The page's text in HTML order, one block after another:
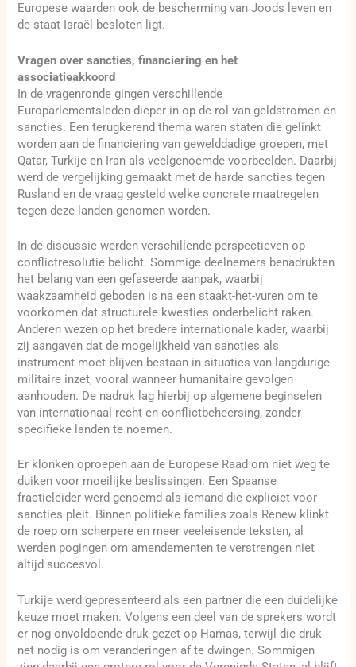
Europese waarden ook de bescherming van Joods leven en
de staat Israël besloten ligt.
Vragen over sancties, financiering en het
associatieakkoord
In de vragenronde gingen verschillende
Europarlementsleden dieper in op de rol van geldstromen en
sancties. Een terugkerend thema waren staten die gelinkt
worden aan de financiering van gewelddadige groepen, met
Qatar, Turkije en Iran als veelgenoemde voorbeelden. Daarbij
werd de vergelijking gemaakt met de harde sancties tegen
Rusland en de vraag gesteld welke concrete maatregelen
tegen deze landen genomen worden.
In de discussie werden verschillende perspectieven op
conflictresolutie belicht. Sommige deelnemers benadrukten
het belang van een gefaseerde aanpak, waarbij
waakzaamheid geboden is na een staakt-het-vuren om te
voorkomen dat structurele kwesties onderbelicht raken.
Anderen wezen op het bredere internationale kader, waarbij
zij aangaven dat de mogelijkheid van sancties als
instrument moet blijven bestaan in situaties van langdurige
militaire inzet, vooral wanneer humanitaire gevolgen
aanhouden. De nadruk lag hierbij op algemene beginselen
van internationaal recht en conflictbeheersing, zonder
specifieke landen te noemen.
Er klonken oproepen aan de Europese Raad om niet weg te
duiken voor moeilijke beslissingen. Een Spaanse
fractieleider werd genoemd als iemand die expliciet voor
sancties pleit. Binnen politieke families zoals Renew klinkt
de roep om scherpere en meer veeleisende teksten, al
werden pogingen om amendementen te verstrengen niet
altijd succesvol.
Turkije werd gepresenteerd als een partner die een duidelijke
keuze moet maken. Volgens een deel van de sprekers wordt
er nog onvoldoende druk gezet op Hamas, terwijl die druk
net nodig is om veranderingen af te dwingen. Sommigen